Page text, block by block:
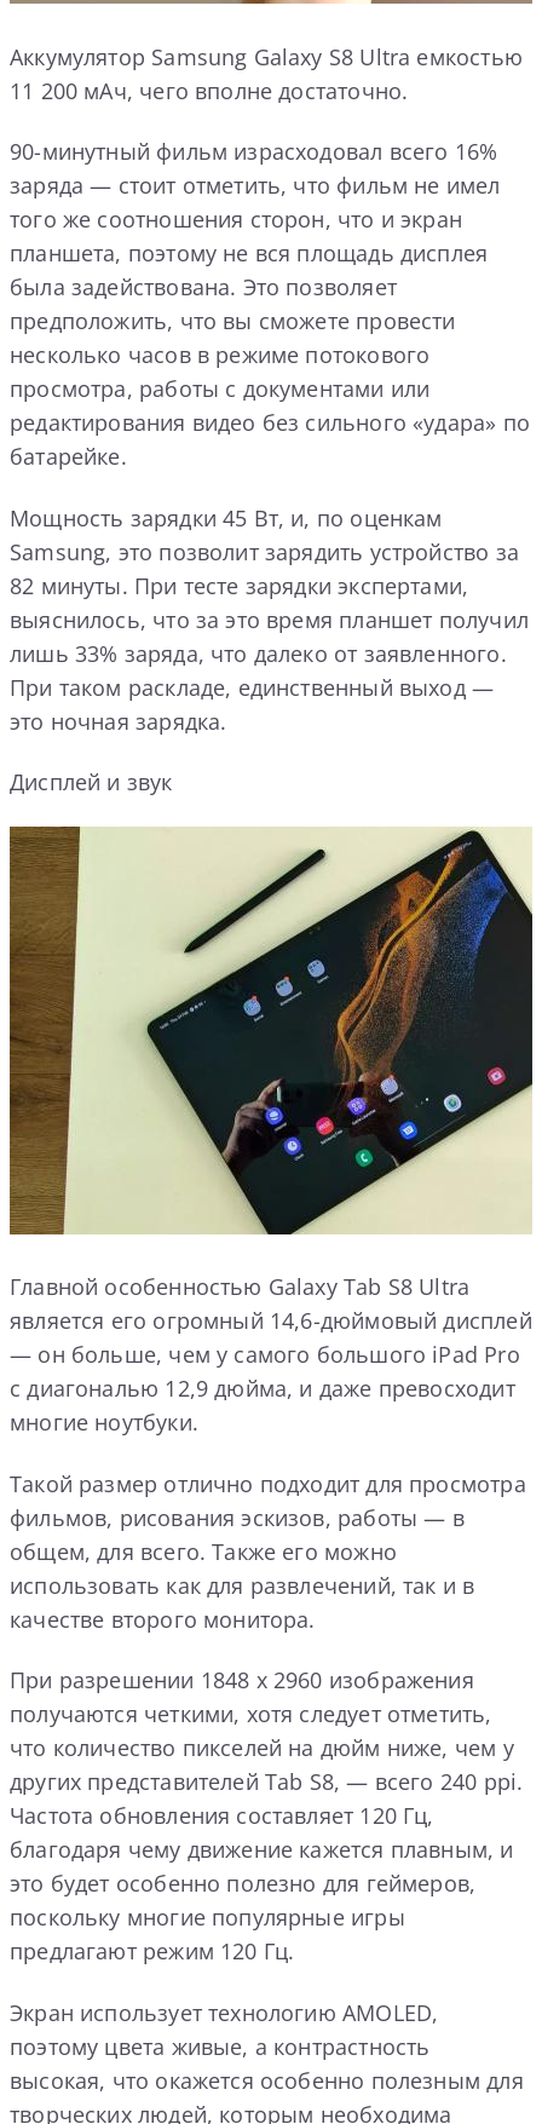
Аккумулятор Samsung Galaxy S8 Ultra емкостью
11 200 мАч, чего вполне достаточно.
90-минутный фильм израсходовал всего 16%
заряда — стоит отметить, что фильм не имел
того же соотношения сторон, что и экран
планшета, поэтому не вся площадь дисплея
была задействована. Это позволяет
предположить, что вы сможете провести
несколько часов в режиме потокового
просмотра, работы с документами или
редактирования видео без сильного «удара» по
батарейке.
Мощность зарядки 45 Вт, и, по оценкам
Samsung, это позволит зарядить устройство за
82 минуты. При тесте зарядки экспертами,
выяснилось, что за это время планшет получил
лишь 33% заряда, что далеко от заявленного.
При таком раскладе, единственный выход —
это ночная зарядка.
Дисплей и звук
Главной особенностью Galaxy Tab S8 Ultra
является его огромный 14,6-дюймовый дисплей
— он больше, чем у самого большого iPad Pro
с диагональю 12,9 дюйма, и даже превосходит
многие ноутбуки.
Такой размер отлично подходит для просмотра
фильмов, рисования эскизов, работы — в
общем, для всего. Также его можно
использовать как для развлечений, так и в
качестве второго монитора.
При разрешении 1848 x 2960 изображения
получаются четкими, хотя следует отметить,
что количество пикселей на дюйм ниже, чем у
других представителей Tab S8, — всего 240 ppi.
Частота обновления составляет 120 Гц,
благодаря чему движение кажется плавным, и
это будет особенно полезно для геймеров,
поскольку многие популярные игры
предлагают режим 120 Гц.
Экран использует технологию AMOLED,
поэтому цвета живые, а контрастность
высокая, что окажется особенно полезным для
творческих людей, которым необходима